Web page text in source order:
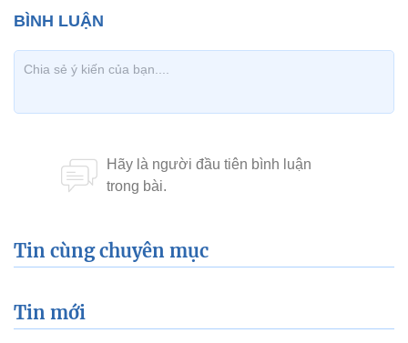
Tin cùng chuyên mục
Tin mới